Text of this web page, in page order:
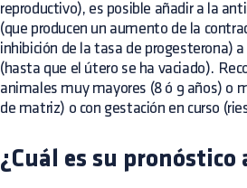
reproductivo), es posible añadir a la
(que producen un aumento de la
inhibición de la tasa de progesterona)
(hasta que el útero se ha vaciado).
animales muy mayores (8 ó 9 años) o
de matriz) o con gestación en curso
¿Cuál es su